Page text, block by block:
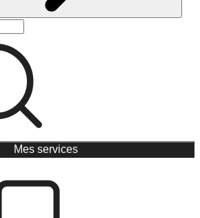
Mes services